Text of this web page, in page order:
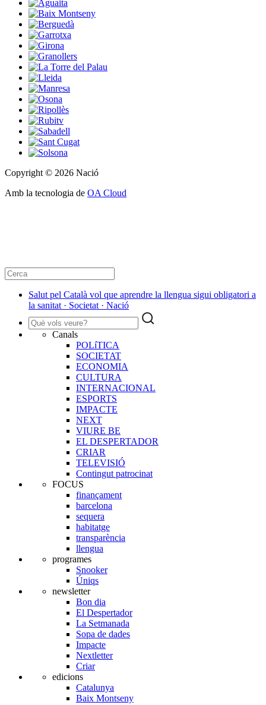
Copyright © 2026 Nació
Amb la tecnologia de OA Cloud
Salut pel Català vol que aprendre la llengua sigui obligatori a
la sanitat · Societat · Nació
Canals
POLíTICA
SOCIETAT
ECONOMIA
CULTURA
INTERNACIONAL
ESPORTS
IMPACTE
NEXT
VIURE BE
EL DESPERTADOR
CRIAR
TELEVISIÓ
Contingut patrocinat
FOCUS
finançament
barcelona
sequera
habitatge
transparència
llengua
programes
Snooker
Úniqs
newsletter
Bon dia
El Despertador
La Setmanada
Sopa de dades
Impacte
Nextletter
Criar
edicions
Catalunya
Baix Montseny